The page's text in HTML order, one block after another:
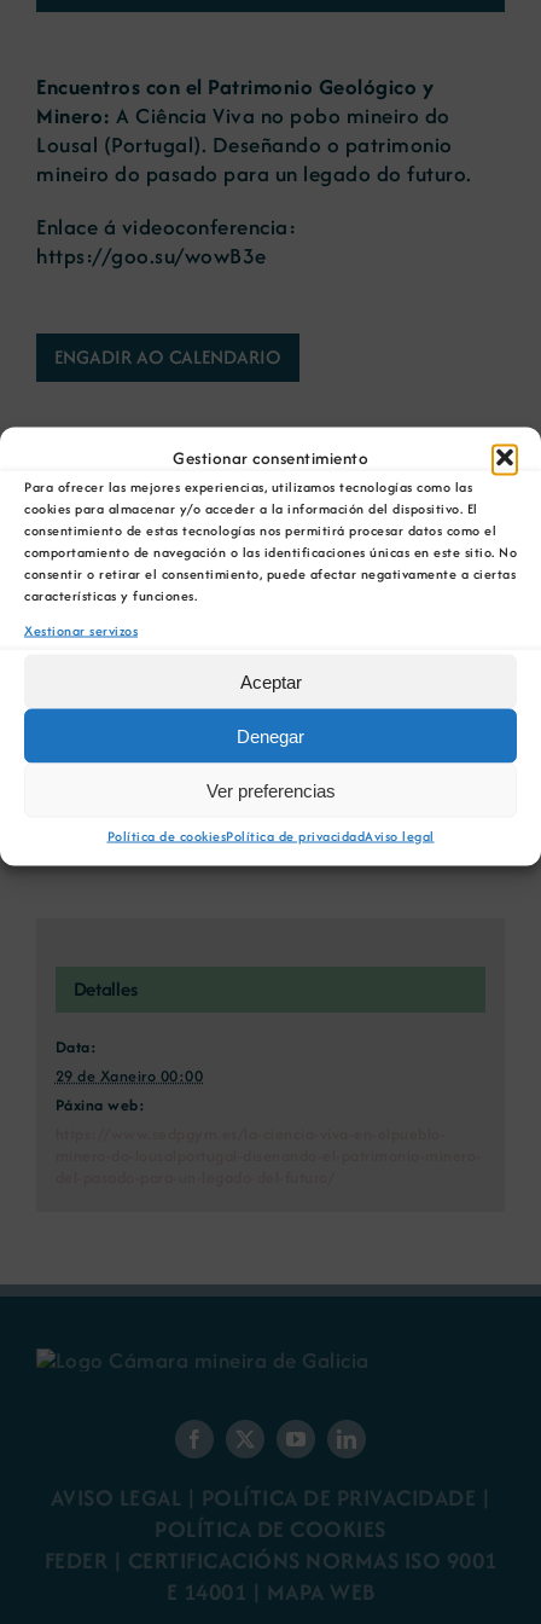
Gestionar consentimiento
Para ofrecer las mejores experiencias, utilizamos tecnologías como las
cookies para almacenar y/o acceder a la información del dispositivo. El
consentimiento de estas tecnologías nos permitirá procesar datos como el
comportamiento de navegación o las identificaciones únicas en este sitio. No
consentir o retirar el consentimiento, puede afectar negativamente a ciertas
características y funciones.
Xestionar servizos
Aceptar
Denegar
Ver preferencias
Política de cookiesPolítica de privacidadAviso legal
Portal de emprego
Contacto
Encuentros con el Patrimonio Geológico y
Minero: A Ciência Viva no pobo mineiro do
Lousal (Portugal). Deseñando o patrimonio
mineiro do pasado para un legado do futuro.
Enlace á videoconferencia:
https://goo.su/wowB3e
ENGADIR AO CALENDARIO
Comparta esta información en su red Social
favorita!
Facebook
X Bluesky
para a Reindustrialización e a
pobo mineiro do Lousal
Detalles
Data:
29 de Xaneiro 00:00
Páxina web:
AVISO LEGAL | POLÍTICA DE PRIVACIDADE |
POLÍTICA DE COOKIES
FEDER | CERTIFICACIÓNS NORMAS ISO 9001
E 14001 | MAPA WEB